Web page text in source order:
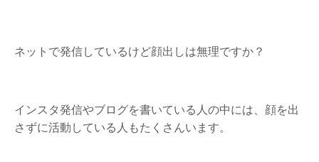
ネットで発信しているけど顔出しは無理ですか？
インスタ発信やブログを書いている人の中には、顔を出
さずに活動している人もたくさんいます。